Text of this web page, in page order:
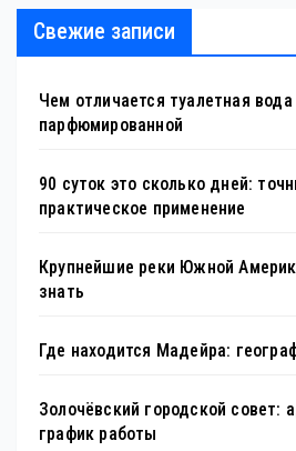
Свежие записи
Чем отличается туалетная вода
парфюмированной
90 суток это сколько дней:
практическое применение
Крупнейшие реки Южной
знать
Где находится Мадейра:
Золочёвский городской совет:
график работы